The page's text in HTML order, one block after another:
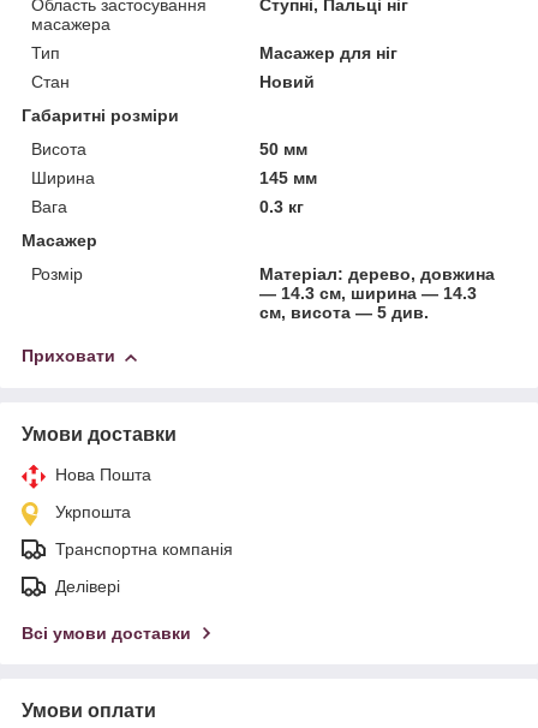
Область застосування
масажера
Ступні, Пальці ніг
Тип
Масажер для ніг
Стан
Новий
Габаритні розміри
Висота
50 мм
Ширина
145 мм
Вага
0.3 кг
Масажер
Розмір
Матеріал: дерево, довжина
― 14.3 см, ширина ― 14.3
см, висота ― 5 див.
Приховати
Умови доставки
Нова Пошта
Укрпошта
Транспортна компанія
Делівері
Всі умови доставки
Умови оплати